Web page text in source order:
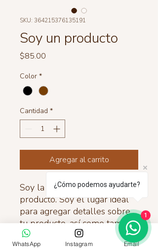
SKU: 364215376135191
Soy un producto
$85.00
Color *
Cantidad *
Agregar al carrito
Soy la descripción de un
producto. Soy el lugar ideal
para agregar detalles sobre
tu producto, así como tamaño,
materiales, instrucciones de
cuidado y de limpieza.
WhatsApp Instagram Email
¿Cómo podemos ayudarte?
1